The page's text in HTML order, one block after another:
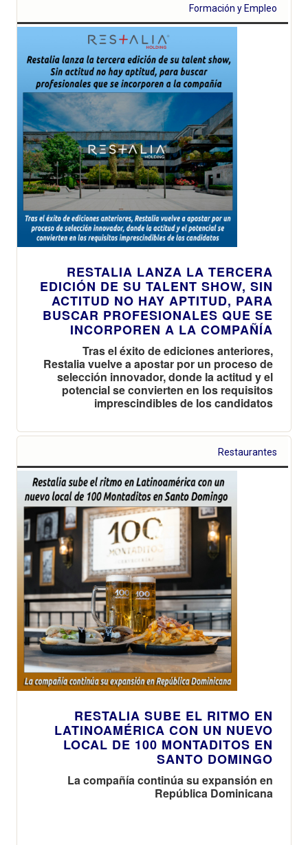
Formación y Empleo
RESTALIA LANZA LA TERCERA
EDICIÓN DE SU TALENT SHOW, SIN
ACTITUD NO HAY APTITUD, PARA
BUSCAR PROFESIONALES QUE SE
INCORPOREN A LA COMPAÑÍA
Tras el éxito de ediciones anteriores,
Restalia vuelve a apostar por un proceso de
selección innovador, donde la actitud y el
potencial se convierten en los requisitos
imprescindibles de los candidatos
Restaurantes
RESTALIA SUBE EL RITMO EN
LATINOAMÉRICA CON UN NUEVO
LOCAL DE 100 MONTADITOS EN
SANTO DOMINGO
La compañía continúa su expansión en
República Dominicana